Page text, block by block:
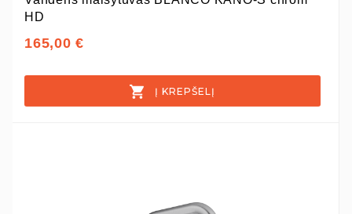
HD
165,00 €
Į KREPŠELĮ